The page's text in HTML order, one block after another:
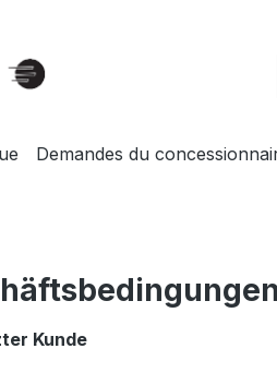
Demandes du
Kunde